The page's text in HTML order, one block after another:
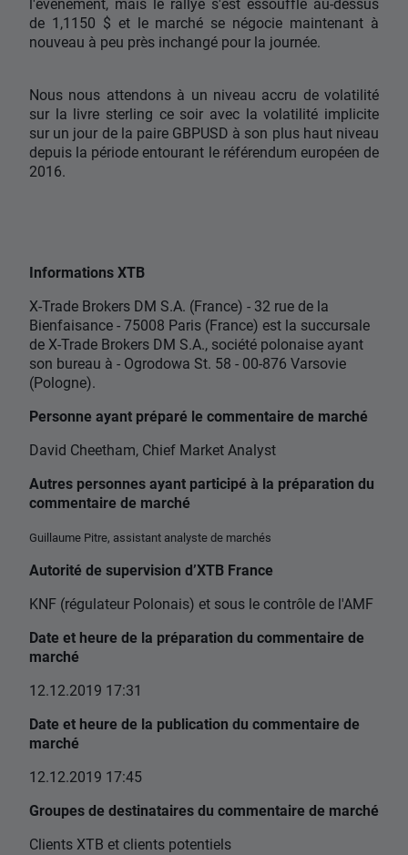
de 1,1150 $ et le marché se négocie maintenant à
nouveau à peu près inchangé pour la journée.
Nous nous attendons à un niveau accru de volatilité
sur la livre sterling ce soir avec la volatilité implicite
sur un jour de la paire GBPUSD à son plus haut niveau
depuis la période entourant le référendum européen de
2016.
Informations XTB
X-Trade Brokers DM S.A. (France) - 32 rue de la
Bienfaisance - 75008 Paris (France) est la succursale
de X-Trade Brokers DM S.A., société polonaise ayant
son bureau à - Ogrodowa St. 58 - 00-876 Varsovie
(Pologne).
Personne ayant préparé le commentaire de marché
David Cheetham, Chief Market Analyst
Autres personnes ayant participé à la préparation du
commentaire de marché
Guillaume Pitre, assistant analyste de marchés
Autorité de supervision d’XTB France
KNF (régulateur Polonais) et sous le contrôle de l'AMF
Date et heure de la préparation du commentaire de
marché
12.12.2019 17:31
Date et heure de la publication du commentaire de
marché
12.12.2019 17:45
Groupes de destinataires du commentaire de marché
Clients XTB et clients potentiels